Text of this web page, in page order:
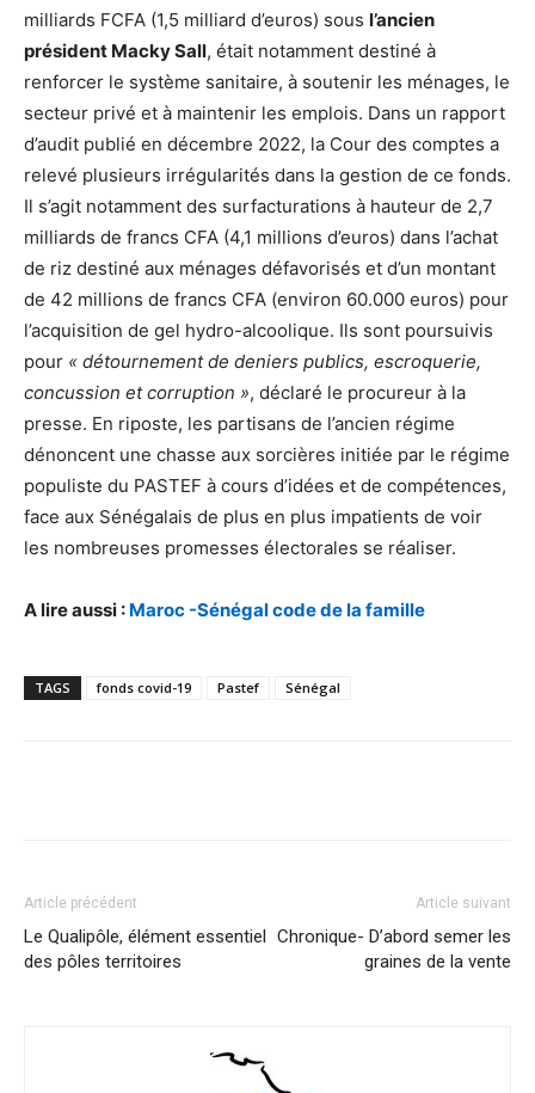
milliards FCFA (1,5 milliard d’euros) sous l’ancien
président Macky Sall, était notamment destiné à
renforcer le système sanitaire, à soutenir les ménages, le
secteur privé et à maintenir les emplois. Dans un rapport
d’audit publié en décembre 2022, la Cour des comptes a
relevé plusieurs irrégularités dans la gestion de ce fonds.
Il s’agit notamment des surfacturations à hauteur de 2,7
milliards de francs CFA (4,1 millions d’euros) dans l’achat
de riz destiné aux ménages défavorisés et d’un montant
de 42 millions de francs CFA (environ 60.000 euros) pour
l’acquisition de gel hydro-alcoolique. Ils sont poursuivis
pour « détournement de deniers publics, escroquerie,
concussion et corruption », déclaré le procureur à la
presse. En riposte, les partisans de l’ancien régime
dénoncent une chasse aux sorcières initiée par le régime
populiste du PASTEF à cours d’idées et de compétences,
face aux Sénégalais de plus en plus impatients de voir
les nombreuses promesses électorales se réaliser.
A lire aussi : Maroc -Sénégal code de la famille
TAGS fonds covid-19 Pastef Sénégal
Article précédent
Le Qualipôle, élément essentiel
des pôles territoires
Article suivant
Chronique- D’abord semer les
graines de la vente